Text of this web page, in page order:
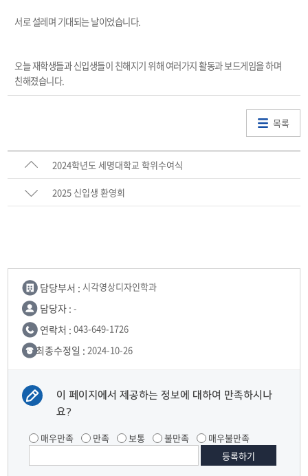
서로 설레며 기대되는 날이었습니다.
오늘 재학생들과 신입생들이 친해지기 위해 여러가지 활동과 보드게임을 하며
친해졌습니다.
목록
2024학년도 세명대학교 학위수여식
2025 신입생 환영회
담당부서 : 시각영상디자인학과
담당자 : -
연락처 : 043-649-1726
최종수정일 : 2024-10-26
이 페이지에서 제공하는 정보에 대하여 만족하시나
요?
매우만족 만족 보통 불만족 매우불만족